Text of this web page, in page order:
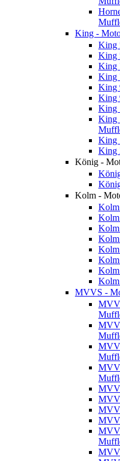
King -
King
King
King
King
King
King
King
King
King
King
König -
Kolm -
MVVS -